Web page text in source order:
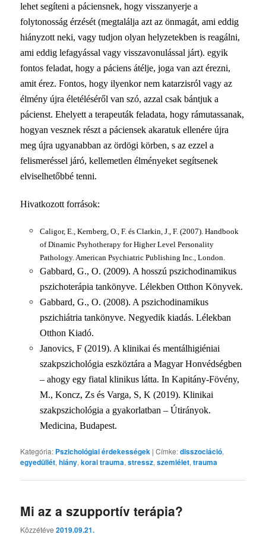
lehet segíteni a páciensnek, hogy visszanyerje a
folytonosság érzését (megtalálja azt az önmagát, ami eddig
hiányzott neki, vagy tudjon olyan helyzetekben is reagálni,
ami eddig lefagyással vagy visszavonulással járt). egyik
fontos feladat, hogy a páciens átélje, joga van azt érezni,
amit érez. Fontos, hogy ilyenkor nem katarzisról vagy az
élmény újra életéléséről van szó, azzal csak bántjuk a
pácienst. Ehelyett a terapeuták feladata, hogy rámutassanak,
hogyan vesznek részt a páciensek akaratuk ellenére újra
meg újra ugyanabban az ördögi körben, s az ezzel a
felismeréssel járó, kellemetlen élményeket segítsenek
elviselhetőbbé tenni.
Hivatkozott források:
Caligor, E., Kernberg, O., F. és Clarkin, J., F. (2007). Handbook
of Dinamic Psyhotherapy for Higher Level Personality
Pathology. American Psychiatric Publishing Inc., London.
Gabbard, G., O. (2009). A hosszú pszichodinamikus
pszichoterápia tankönyve. Lélekben Otthon Könyvek.
Gabbard, G., O. (2008). A pszichodinamikus
pszichiátria tankönyve. Negyedik kiadás. Lélekban
Otthon Kiadó.
Janovics, F (2019). A klinikai és mentálhigiéniai
szakpszichológia eszköztára a Magyar Honvédségben
– ahogy egy fiatal klinikus látta. In Kapitány-Fövény,
M., Koncz, Zs és Varga, S, K (2019). Klinikai
szakpszichológia a gyakorlatban – Útirányok.
Medicina, Budapest.
Kategória: Pszichológiai érdekességek |Címke:disszociáció,
egyedüllét,hiány,korai trauma,stressz,szemlélet,trauma
Mi az a szupportív terápia?
Közzétéve2019.09.21.